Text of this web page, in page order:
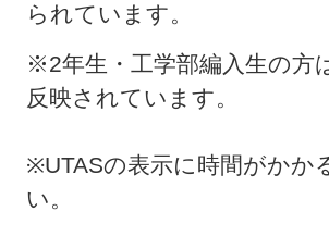
られています。
※2年生・工学部編入生の方
反映されています。
※UTASの表示に時間がかか
い。